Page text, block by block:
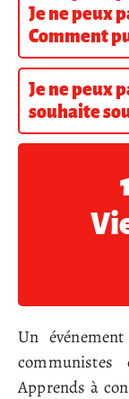
Je ne peux
Comment
Je ne peux
souhaite
Un
Apprends à